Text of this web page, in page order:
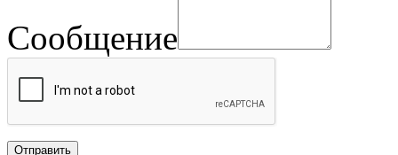
Сообщение